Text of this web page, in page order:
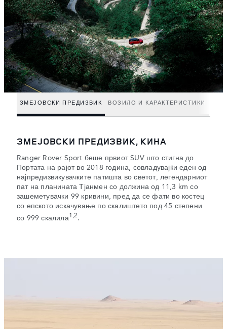
ЗМЕЈОВСКИ ПРЕДИЗВИК ВОЗИЛО И КАРАКТЕРИСТИКИ
ЗМЕЈОВСКИ ПРЕДИЗВИК, КИНА
Ranger Rover Sport беше првиот SUV што стигна до
Портата на рајот во 2018 година, совладувајќи еден од
најпредизвикувачките патишта во светот, легендарниот
пат на планината Тјанмен со должина од 11,3 km со
зашеметувачки 99 кривини, пред да се фати во костец
со епското искачување по скалиштето под 45 степени
со 999 скалила1,2.